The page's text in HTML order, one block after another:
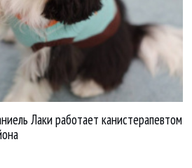
Лаки работает канистерапевтом